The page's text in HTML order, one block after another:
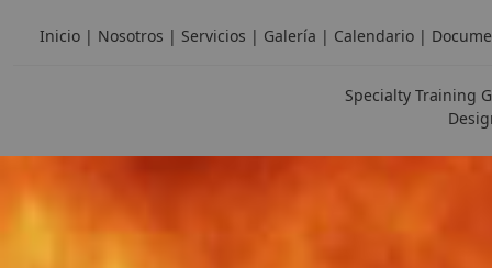
Inicio | Nosotros | Servicios | Galería | Calendario |
Specialty Training